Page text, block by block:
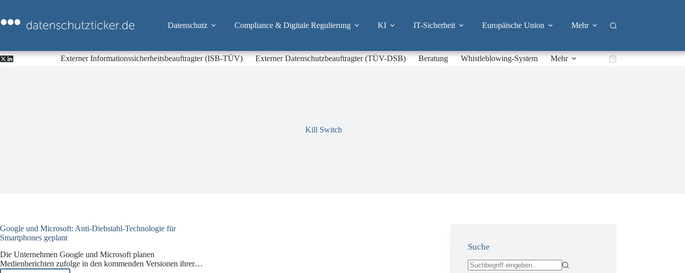
springen
Datenschutz Compliance & Digitale Regulierung KI IT-Sicherheit Europäische Union Mehr
Externer Informationssicherheitsbeauftragter (ISB-TÜV) Externer Datenschutzbeauftragter (TÜV-DSB) Beratung Whistleblowing-System Mehr Warenkorb
Kill Switch
Google und Microsoft: Anti-Diebstahl-Technologie für
Smartphones geplant
Die Unternehmen Google und Microsoft planen
Medienberichten zufolge in den kommenden Versionen ihrer…
Suche